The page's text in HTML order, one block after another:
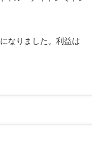
になりました。 利益は